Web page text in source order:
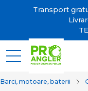
Transport
Barci, motoare, baterii